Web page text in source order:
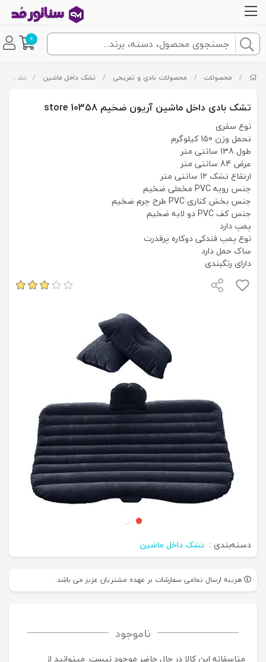
0
/ محصولات / محصولات بادی و تفریحی / تشک داخل ماشین / تشک بادی داخل ماشین آریون ضخیم store 10358
تشک بادی داخل ماشین آریون ضخیم store 10358
نوع سفری
تحمل وزن 150 کیلوگرم
طول 138 سانتی متر
عرض 84 سانتی متر
ارتفاع تشک 12 سانتی متر
جنس رویه PVC مخملی ضخیم
جنس بخش کناری PVC طرح چرم ضخیم
جنس کف PVC دو لایه ضخیم
پمپ دارد
نوع پمپ فندکی دوکاره پرقدرت
ساک حمل دارد
دارای رنگبندی
دسته‌بندی : تشک داخل ماشین
هزینه ارسال تمامی سفارشات بر عهده مشتریان عزیز می باشد.
ناموجود
متاسفانه این کالا در حال حاضر موجود نیست. می‍توانید از